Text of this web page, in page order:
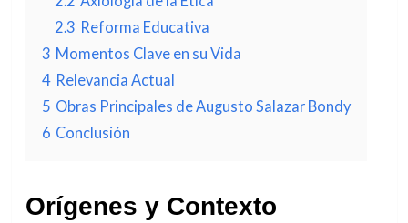
2.3 Reforma Educativa
3 Momentos Clave en su Vida
4 Relevancia Actual
5 Obras Principales de Augusto Salazar Bondy
6 Conclusión
Orígenes y Contexto